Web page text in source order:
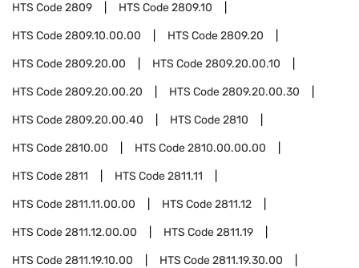
HTS Code2809 HTS Code2809.10
HTS Code2809.10.00.00 HTS Code2809.20
HTS Code2809.20.00 HTS Code2809.20.00.10
HTS Code2809.20.00.20 HTS Code2809.20.00.30
HTS Code2809.20.00.40 HTS Code2810
HTS Code2810.00 HTS Code2810.00.00.00
HTS Code2811 HTS Code2811.11
HTS Code2811.11.00.00 HTS Code2811.12
HTS Code2811.12.00.00 HTS Code2811.19
HTS Code2811.19.10.00 HTS Code2811.19.30.00